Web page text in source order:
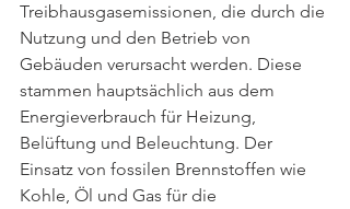
Treibhausgasemissionen, die durch die
Nutzung und den Betrieb von
Gebäuden verursacht werden. Diese
stammen hauptsächlich aus dem
Energieverbrauch für Heizung,
Belüftung und Beleuchtung. Der
Einsatz von fossilen Brennstoffen wie
Kohle, Öl und Gas für die